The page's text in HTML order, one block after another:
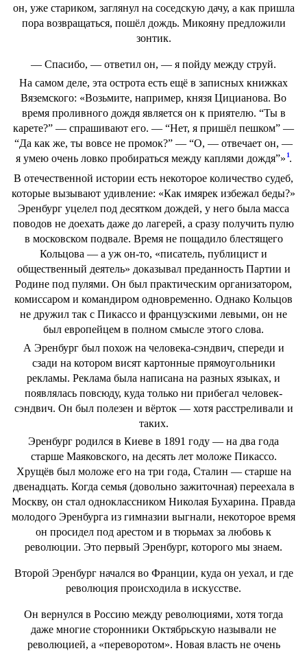
он, уже стариком, заглянул на соседскую дачу, а как пришла
пора возвращаться, пошёл дождь. Микояну предложили
зонтик.
— Спасибо, — ответил он, — я пойду между струй.
На самом деле, эта острота есть ещё в записных книжках
Вяземского: «Возьмите, например, князя Цицианова. Во
время проливного дождя является он к приятелю. “Ты в
карете?” — спрашивают его. — “Нет, я пришёл пешком” —
“Да как же, ты вовсе не промок?” — “О, — отвечает он, —
я умею очень ловко пробираться между каплями дождя”» 1.
В отечественной истории есть некоторое количество судеб,
которые вызывают удивление: «Как имярек избежал беды?»
Эренбург уцелел под десятком дождей, у него была масса
поводов не доехать даже до лагерей, а сразу получить пулю
в московском подвале. Время не пощадило блестящего
Кольцова — а уж он-то, «писатель, публицист и
общественный деятель» доказывал преданность Партии и
Родине под пулями. Он был практическим организатором,
комиссаром и командиром одновременно. Однако Кольцов
не дружил так с Пикассо и французскими левыми, он не
был европейцем в полном смысле этого слова.
А Эренбург был похож на человека-сэндвич, спереди и
сзади на котором висят картонные прямоугольники
рекламы. Реклама была написана на разных языках, и
появлялась повсюду, куда только ни прибегал человек-
сэндвич. Он был полезен и вёрток — хотя расстреливали и
таких.
Эренбург родился в Киеве в 1891 году — на два года
старше Маяковского, на десять лет моложе Пикассо.
Хрущёв был моложе его на три года, Сталин — старше на
двенадцать. Когда семья (довольно зажиточная) переехала в
Москву, он стал одноклассником Николая Бухарина. Правда
молодого Эренбурга из гимназии выгнали, некоторое время
он просидел под арестом и в тюрьмах за любовь к
революции. Это первый Эренбург, которого мы знаем.
Второй Эренбург начался во Франции, куда он уехал, и где
революция происходила в искусстве.
Он вернулся в Россию между революциями, хотя тогда
даже многие сторонники Октябрьскую называли не
революцией, а «переворотом». Новая власть не очень